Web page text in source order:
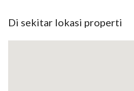
Di sekitar lokasi properti